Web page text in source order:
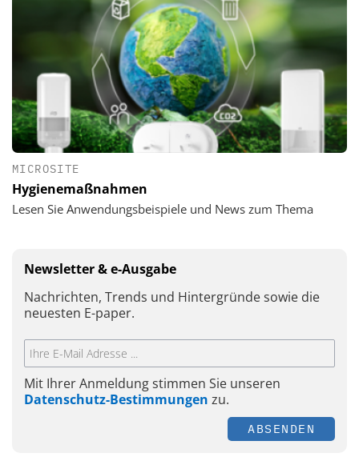
MICROSITE
Hygienemaßnahmen
Lesen Sie Anwendungsbeispiele und News zum Thema
Newsletter & e-Ausgabe
Nachrichten, Trends und Hintergründe sowie die
neuesten E-paper.
Mit Ihrer Anmeldung stimmen Sie unseren
Datenschutz-Bestimmungen zu.
ABSENDEN